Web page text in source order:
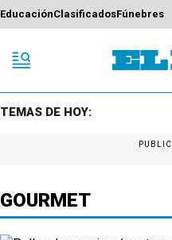
EducaciónClasificadosFúnebres
TEMAS DE HOY:
GOURMET